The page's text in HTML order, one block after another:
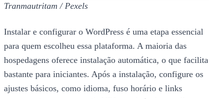
Tranmautritam / Pexels
Instalar e configurar o WordPress é uma etapa essencial
para quem escolheu essa plataforma. A maioria das
hospedagens oferece instalação automática, o que facilita
bastante para iniciantes. Após a instalação, configure os
ajustes básicos, como idioma, fuso horário e links